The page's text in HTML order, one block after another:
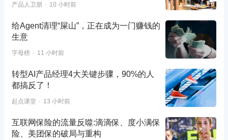
产品人卫朋 10 小时前
给Agent清理“屎山”，正在成为一门赚钱的
生意
字母榜 11 小时前
转型AI产品经理4大关键步骤，90%的人
都搞反了！
起点课堂 13 小时前
互联网保险的流量反噬:滴滴保、度小满保
险、美团保的破局与重构